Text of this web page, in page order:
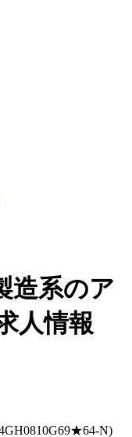
造系のア
人情報
N)